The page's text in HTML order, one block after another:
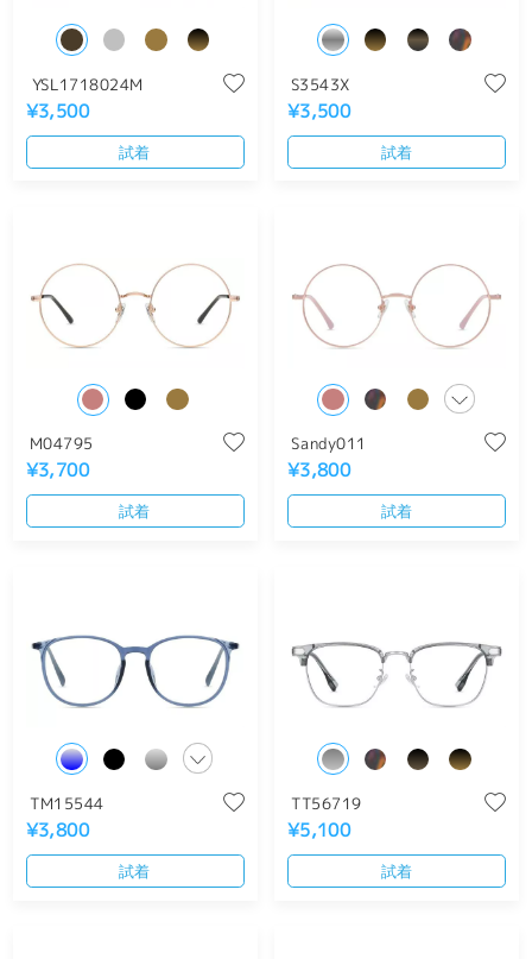
YSL1718024M
¥3,500
試着
S3543X
¥3,500
試着
M04795
¥3,700
試着
Sandy011
¥3,800
試着
TM15544
¥3,800
試着
TT56719
¥5,100
試着